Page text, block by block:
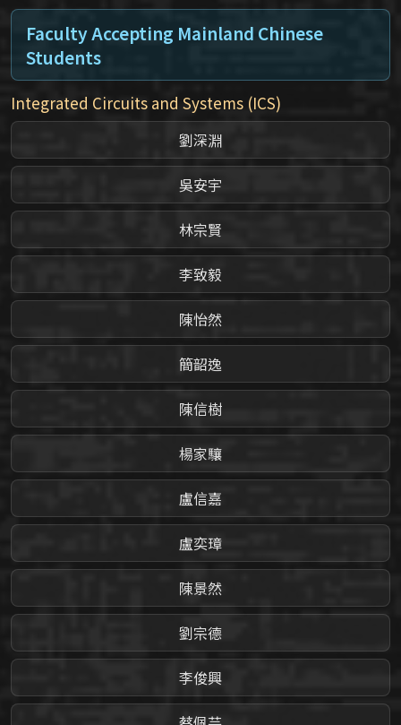
Faculty Accepting Mainland Chinese
Students
Integrated Circuits and Systems (ICS)
劉深淵
吳安宇
林宗賢
李致毅
陳怡然
簡韶逸
陳信樹
楊家驤
盧信嘉
盧奕璋
陳景然
劉宗德
李俊興